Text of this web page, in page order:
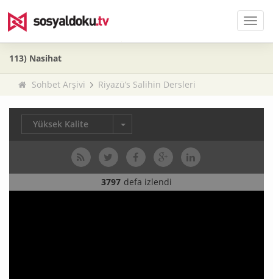
Menü
113) Nasihat
Sohbet Arşivi Riyazü’s Salihin Dersleri
Yüksek Kalite
3797 defa izlendi